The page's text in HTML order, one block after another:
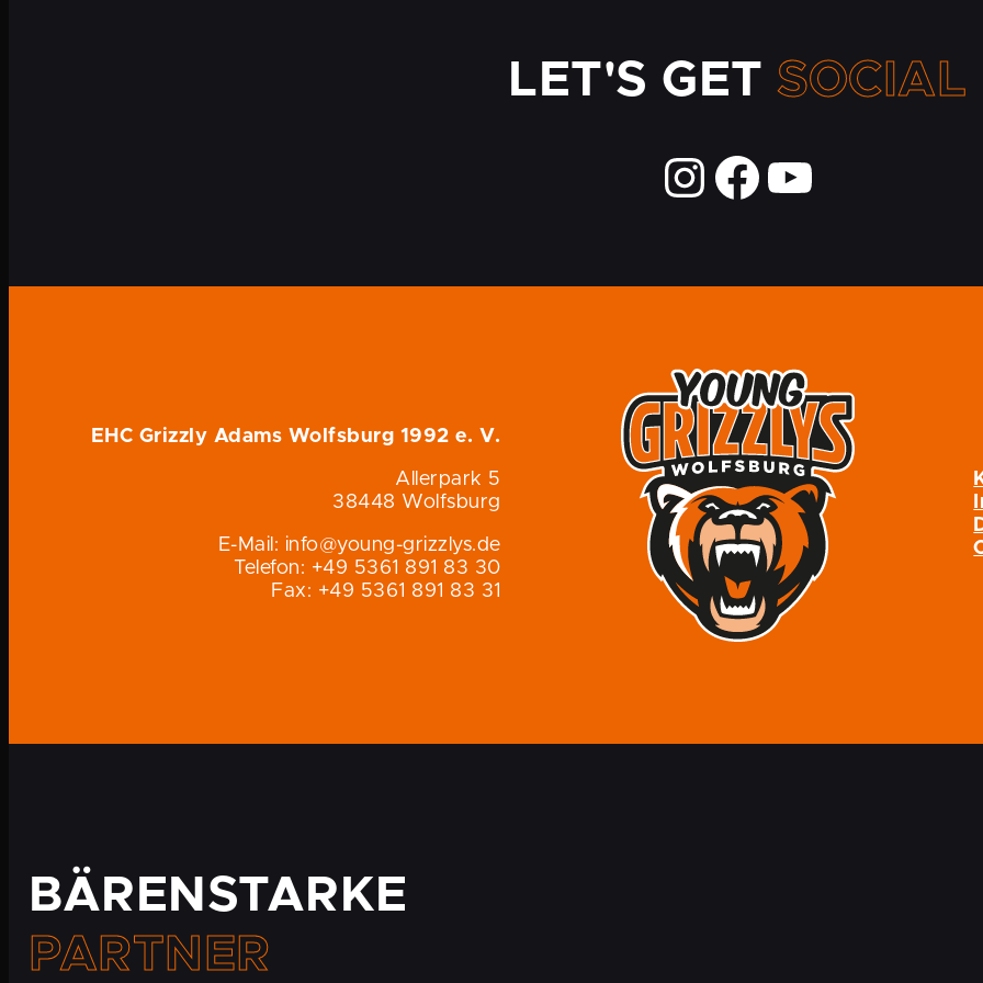
LET'S GET SOCIAL
EHC Grizzly Adams Wolfsburg 1992 e. V.
Allerpark 5
38448 Wolfsburg
E-Mail: info@young-grizzlys.de
Telefon: +49 5361 891 83 30
Fax: +49 5361 891 83 31
BÄRENSTARKE
PARTNER